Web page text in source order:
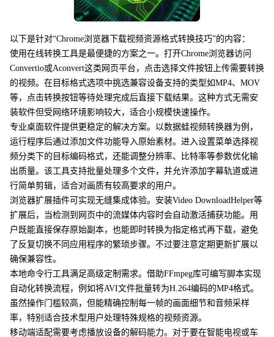
以下是针对“Chrome浏览器下载视频资源格式转换技巧”的内容：
使用在线转换工具是最便捷的方案之一。打开Chrome浏览器访问
Convertio或Aconvert这类网页平台，点击选择文件按钮上传需要转换
的视频。在目标格式选项中挑选兼容设备支持的类型如MP4、MOV
等，点击转换按钮等待处理完成后直接下载结果。这种方式无需安
装软件但受网络环境影响较大，适合小规模快速操作。
专业桌面软件提供更稳定的解决方案。以数据蛙视频转换器为例，
运行程序后通过添加文件功能导入原始素材。进入设置菜单选择视
频分类下的目标编码格式，还能调整分辨率、比特率等参数优化输
出质量。该工具支持批量处理多个文件，并允许添加字幕轨道或进
行简单剪辑，适合对画质有较高要求的用户。
浏览器扩展插件可实现无缝集成体验。安装Video DownloadHelper等
扩展后，当检测到网页中的流媒体内容时会自动激活捕获功能。用
户既能直接保存原始副本，也能即时转换为指定格式再下载，避免
了反复切换不同应用程序的繁琐步骤。不过要注意定期更新扩展以
确保兼容性。
本地命令行工具满足高级定制需求。借助FFmpeg库可编写脚本实现
自动化转换流程，例如将AVI文件批量转为H.264编码的MP4格式。
虽然操作门槛较高，但能精确控制每一帧的画面细节和音频采样
率，特别适合技术型用户处理特殊规格的视频资源。
移动端适配需要考虑播放设备的解码能力。对于要在智能电视或车